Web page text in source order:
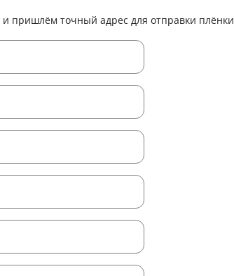
пришлём точный адрес для отправки плёнки